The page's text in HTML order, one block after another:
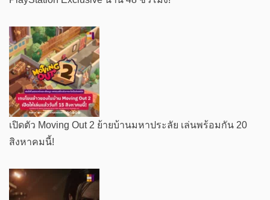
เปิดตัว Moving Out 2 ย้ายบ้านมหาประลัย เล่นพร้อมกัน 20
สิงหาคมนี้!